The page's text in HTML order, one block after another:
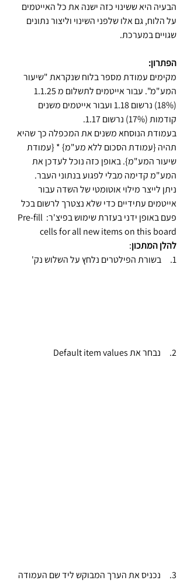
הבעיה היא ששינוי כזה ישנה את כל האייטמים
על הלוח, גם אלו שלפני השינוי וליצור נתונים
שגויים במערכת.
הפתרון:
מקימים עמודת מספר בלוח שנקראת "שיעור
(18%) נרשום 1.18 ועבור אייטמים משנים
קודמות (17%) נרשום 1.17.
בעמודת הנוסחא משנים את המכפלה כך שהיא
תהיה {עמודת הסכום ללא מע"מ} * {עמודת
שיעור המע"מ}. באופן כזה נוכל לעדכן את
המע"מ קדימה מבלי לפגוע בנתוני העבר.
ניתן לייצר מילוי אוטומטי של השדה עבור
אייטמים עתידיים כדי שלא נצטרך לרשום בכל
פעם באופן ידני בעזרת שימוש בפיצ'ר: Pre-fill
cells for all new items on this board
להלן המתכון:
1.     בשורת הפילטרים נלחץ על השלוש נק'
2.     נבחר את Default item values
3.     נכניס את הערך המבוקש ליד שם העמודה